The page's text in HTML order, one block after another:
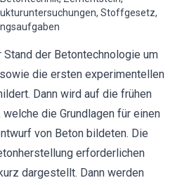
Stoffgesetz,
Stand der Betontechnologie um
die ersten experimentellen
Dann wird auf die frühen
die Grundlagen für einen
von Beton bildeten. Die
erforderlichen
dargestellt. Dann werden